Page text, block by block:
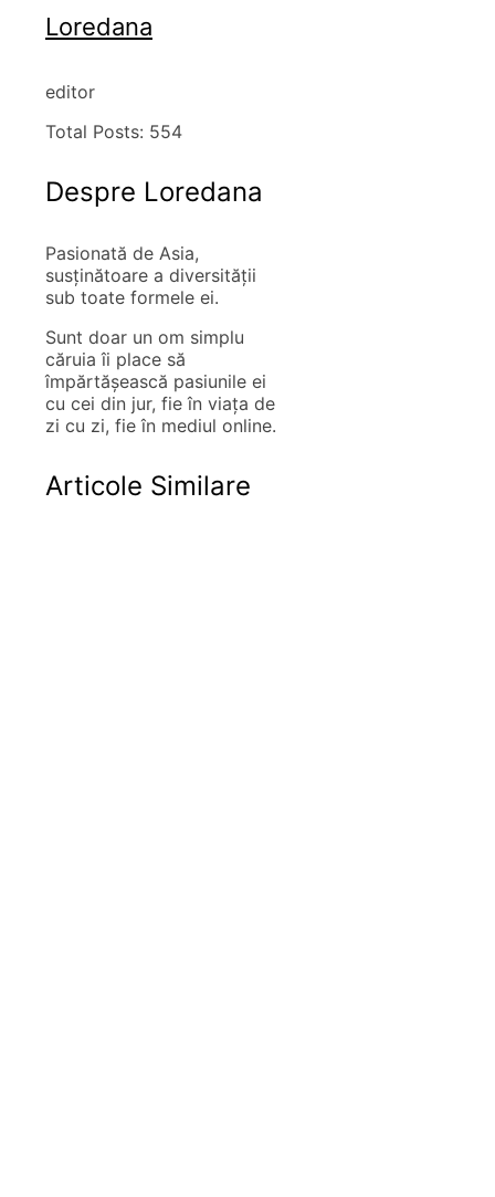
Loredana
editor
Total Posts: 554
Despre Loredana
Pasionată de Asia,
susţinătoare a diversităţii
sub toate formele ei.
Sunt doar un om simplu
căruia îi place să
împărtăşească pasiunile ei
cu cei din jur, fie în viaţa de
zi cu zi, fie în mediul online.
Articole Similare